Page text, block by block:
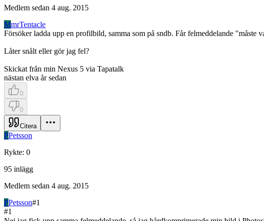
Medlem sedan 4 aug. 2015
MmrTentacle
Försöker ladda upp en profilbild, samma som på sndb. Får felmeddelande "måste
Låter snålt eller gör jag fel?
Skickat från min Nexus 5 via Tapatalk
nästan elva år sedan
0
0
Citera
PPetsson
Rykte: 0
95 inlägg
Medlem sedan 4 aug. 2015
PPetsson#1
#1